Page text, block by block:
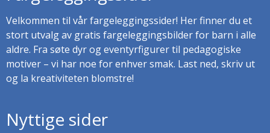
Velkommen til vår fargeleggingssider! Her finner du et
stort utvalg av gratis fargeleggingsbilder for barn i alle
aldre. Fra søte dyr og eventyrfigurer til pedagogiske
motiver – vi har noe for enhver smak. Last ned, skriv ut
og la kreativiteten blomstre!
Nyttige sider